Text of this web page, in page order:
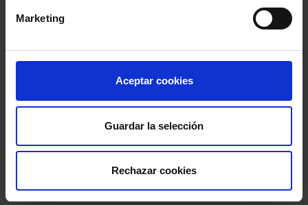
Marketing
Aceptar cookies
Guardar la selección
Rechazar cookies
Dir: Billy Wilder, 1957 (EE.UU.)
Algunos hombres buenos
Dir: Rob Reiner, 1992 (EE.UU.)